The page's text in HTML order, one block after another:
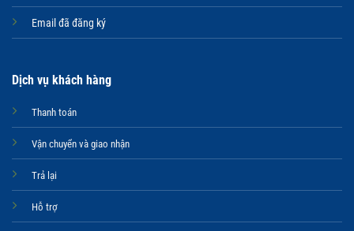
Email đã đăng ký
Dịch vụ khách hàng
Thanh toán
Vận chuyển và giao nhận
Trả lại
Hỗ trợ